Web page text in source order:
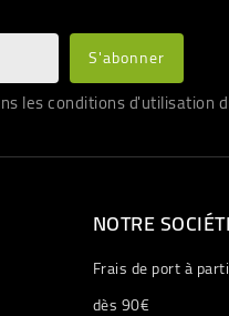
les conditions d'utilisation
NOTRE
Frais de port à
dès 90€